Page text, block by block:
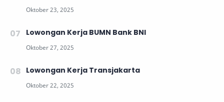
Lowongan Kerja BUMN Bank BNI
Lowongan Kerja Transjakarta